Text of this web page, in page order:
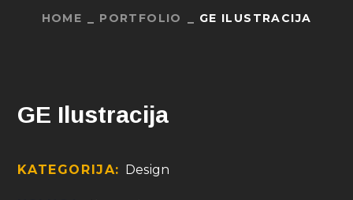
HOME PORTFOLIO GE ILUSTRACIJA
GE Ilustracija
KATEGORIJA: Design